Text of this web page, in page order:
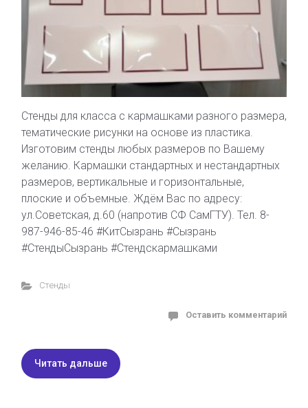
Стенды для класса с кармашками разного размера,
тематические рисунки на основе из пластика.
Изготовим стенды любых размеров по Вашему
желанию. Кармашки стандартных и нестандартных
размеров, вертикальные и горизонтальные,
плоские и объемные. Ждём Вас по адресу:
ул.Советская, д.60 (напротив СФ СамГТУ). Тел. 8-
987-946-85-46 #КитСызрань #Сызрань
#СтендыСызрань #Стендскармашками
Стенды
Оставить комментарий
Читать дальше